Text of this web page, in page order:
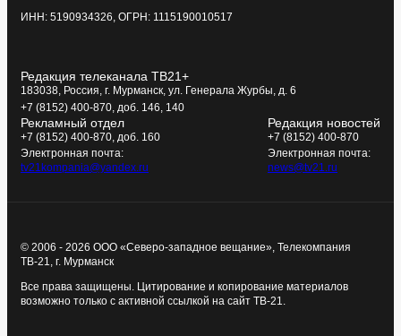
ИНН: 5190934326, ОГРН: 1115190010517
Редакция телеканала ТВ21+
183038, Россия, г. Мурманск, ул. Генерала Журбы, д. 6
+7 (8152) 400-870, доб. 146, 140
Рекламный отдел
+7 (8152) 400-870, доб. 160
Электронная почта:
tv21kompania@yandex.ru
Редакция новостей
+7 (8152) 400-870
Электронная почта:
news@tv21.ru
© 2006 - 2026 ООО «Северо-западное вещание», Телекомпания
ТВ-21, г. Мурманск
Все права защищены. Цитирование и копирование материалов
возможно только с активной ссылкой на сайт ТВ-21.